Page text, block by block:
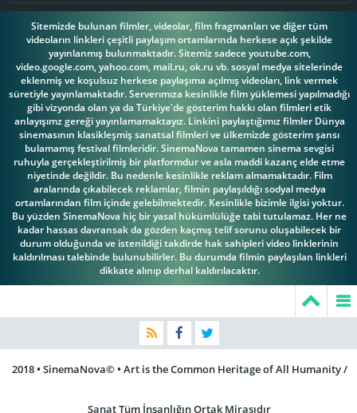
Sitemizde bulunan filmler, videolar, film fragmanları ve diğer tüm
videoların linkleri çeşitli paylaşım ortamlarında herkese açık şekilde
yayınlanmış bulunmaktadır. Sitemiz sadece youtube.com,
video.google.com, yahoo.com, mail.ru, ok.ru vb. sosyal medya sitelerinde
eklenmiş ve koşulsuz herkese paylaşıma açılmış videoları, link vermek
süretiyle yayınlamaktadır. Serverımıza kesinlikle film yüklemesi yapılmadığı
gibi vizyonda olan ya da Türkiye'de gösterim hakkı olan filmleri etik
anlayışımz gereği yayınlamamaktayız. Linkini paylaştığımız filmler Dünya
sinemasının klasikleşmiş sanatsal filmleri ve ülkemizde gösterim şansı
bulamamış festival filmleridir. SinemaNova tamamen sinema sevgisi
ruhuyla gerçekleştirilmiş bir platformdur ve asla maddi kazanç elde etme
niyetinde değildir. Bu nedenle kesinlikle reklam almamaktadır. Film
aralarında çıkabilecek reklamlar, filmin paylaşıldığı sodyal medya
ortamlarından film içinde gelebilmektedir. Kesinlikle bizimle ilgisi yoktur.
Bu yüzden SinemaNova hiç bir yasal hükümlülüğe tabi tutulamaz. Her ne
kadar hassas davransak da gözden kaçmış telif sorunu oluşabilecek bir
durum olduğunda ve istenildiği takdirde hak sahipleri video linklerinin
kaldırılması talebinde bulunubilirler. Bu durumda filmin paylaşılan linkleri
dikkate alınıp derhal kaldırılacaktır.
2018 • SinemaNova© • Art is the Common Heritage of All Humanity /
Sanat Tüm İnsanlığın Ortak Mirasıdır